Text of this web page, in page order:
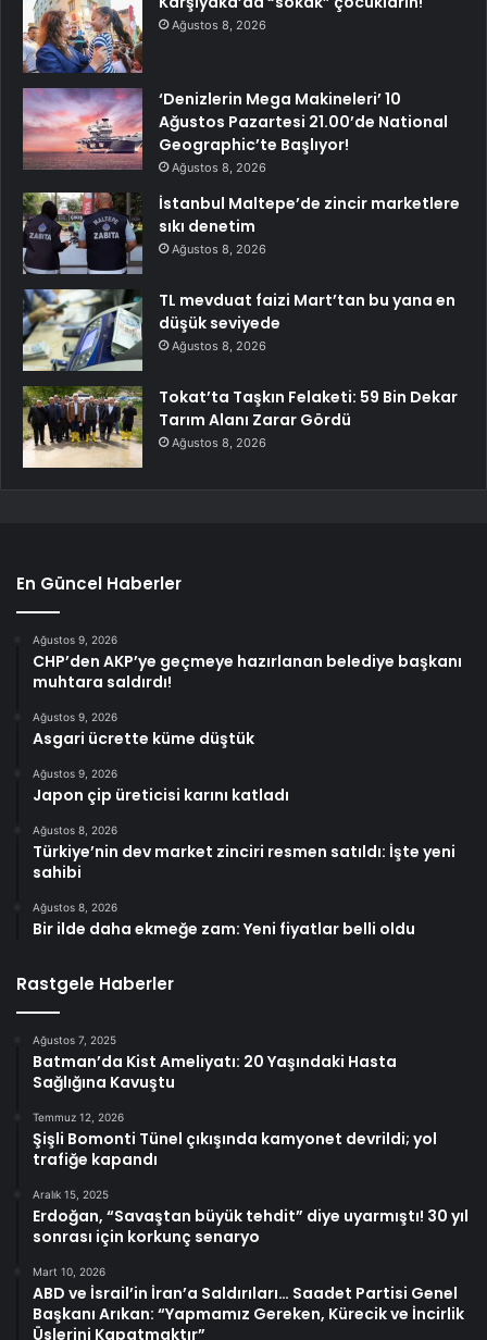
Ağustos 8, 2026
‘Denizlerin Mega Makineleri’ 10
Ağustos Pazartesi 21.00’de National
Geographic’te Başlıyor!
Ağustos 8, 2026
İstanbul Maltepe’de zincir marketlere
sıkı denetim
Ağustos 8, 2026
TL mevduat faizi Mart’tan bu yana en
düşük seviyede
Ağustos 8, 2026
Tokat’ta Taşkın Felaketi: 59 Bin Dekar
Tarım Alanı Zarar Gördü
Ağustos 8, 2026
En Güncel Haberler
Ağustos 9, 2026
CHP’den AKP’ye geçmeye hazırlanan belediye başkanı
muhtara saldırdı!
Ağustos 9, 2026
Asgari ücrette küme düştük
Ağustos 9, 2026
Japon çip üreticisi karını katladı
Ağustos 8, 2026
Türkiye’nin dev market zinciri resmen satıldı: İşte yeni
sahibi
Ağustos 8, 2026
Bir ilde daha ekmeğe zam: Yeni fiyatlar belli oldu
Rastgele Haberler
Ağustos 7, 2025
Batman’da Kist Ameliyatı: 20 Yaşındaki Hasta
Sağlığına Kavuştu
Temmuz 12, 2026
Şişli Bomonti Tünel çıkışında kamyonet devrildi; yol
trafiğe kapandı
Aralık 15, 2025
Erdoğan, “Savaştan büyük tehdit” diye uyarmıştı! 30 yıl
sonrası için korkunç senaryo
Mart 10, 2026
ABD ve İsrail’in İran’a Saldırıları… Saadet Partisi Genel
Başkanı Arıkan: “Yapmamız Gereken, Kürecik ve İncirlik
Üslerini Kapatmaktır”